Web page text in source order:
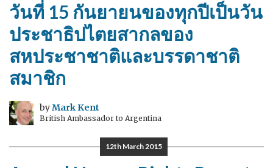
วันที่ 15 กันยายนของทุกปีเป็นวัน
ประชาธิปไตยสากลของ
สหประชาชาติและบรรดาชาติ
สมาชิก
byMark Kent
British Ambassador to Argentina
12th March 2015